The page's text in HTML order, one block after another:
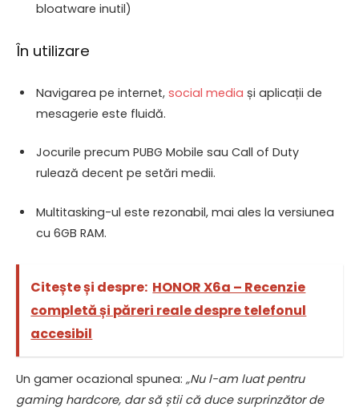
bloatware inutil)
În utilizare
Navigarea pe internet, social media și aplicații de
mesagerie este fluidă.
Jocurile precum PUBG Mobile sau Call of Duty
rulează decent pe setări medii.
Multitasking-ul este rezonabil, mai ales la versiunea
cu 6GB RAM.
Citește și despre: HONOR X6a – Recenzie
completă și păreri reale despre telefonul
accesibil
Un gamer ocazional spunea: „Nu l-am luat pentru
gaming hardcore, dar să știi că duce surprinzător de